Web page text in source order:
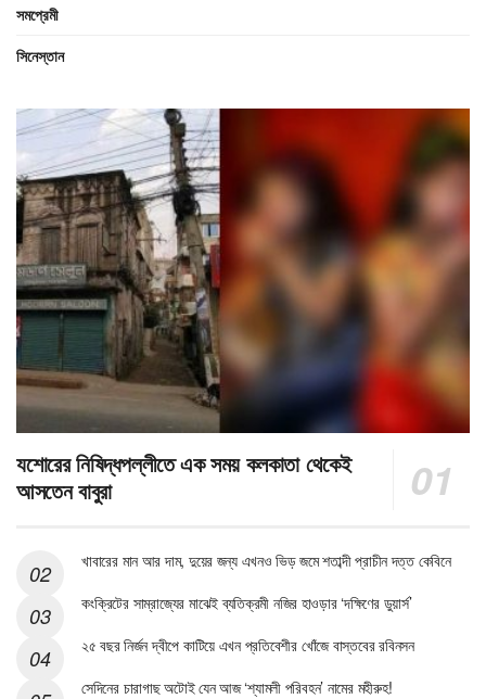
সমপ্রেমী
সিনেস্তান
যশোরের নিষিদ্ধপল্লীতে এক সময় কলকাতা থেকেই
আসতেন বাবুরা
খাবারের মান আর দাম, দুয়ের জন্য এখনও ভিড় জমে শতাব্দী প্রাচীন দত্ত কেবিনে
কংক্রিটের সাম্রাজ্যের মাঝেই ব্যতিক্রমী নজির হাওড়ার ‘দক্ষিণের ডুয়ার্স’
২৫ বছর নির্জন দ্বীপে কাটিয়ে এখন প্রতিবেশীর খোঁজে বাস্তবের রবিনসন
সেদিনের চারাগাছ অটোই যেন আজ ‘শ্যামলী পরিবহন’ নামের মহীরুহ!